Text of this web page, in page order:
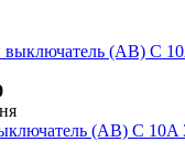
(АВ) C 10A